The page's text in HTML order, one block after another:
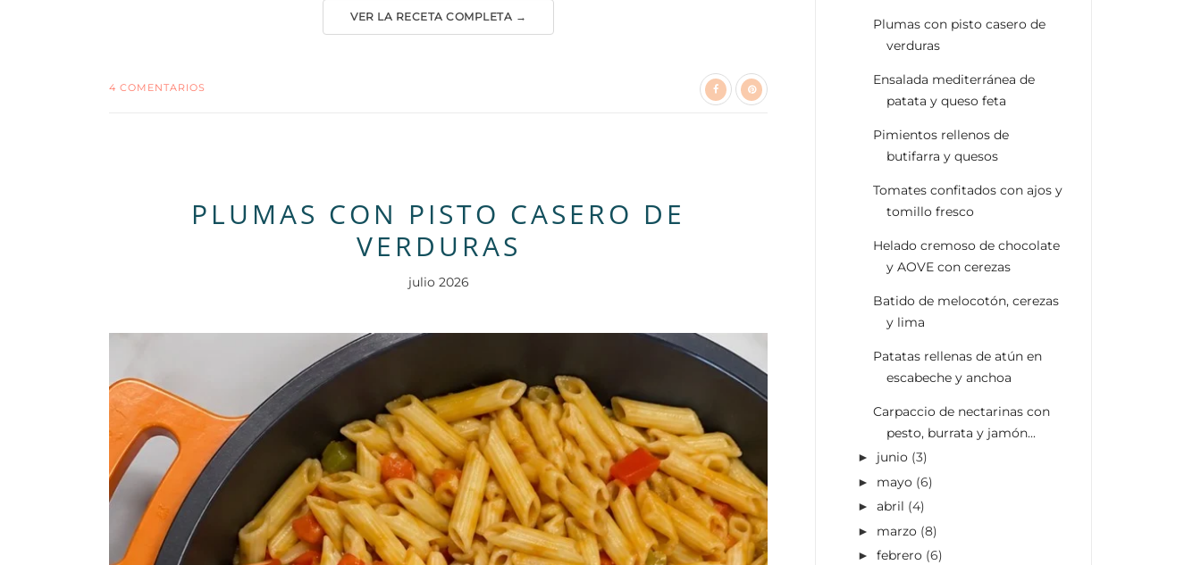
VER LA RECETA COMPLETA →
4 COMENTARIOS
PLUMAS CON PISTO CASERO DE
VERDURAS
julio 2026
Plumas con pisto casero de
verduras
Ensalada mediterránea de
patata y queso feta
Pimientos rellenos de
butifarra y quesos
Tomates confitados con ajos y
tomillo fresco
Helado cremoso de chocolate
y AOVE con cerezas
Batido de melocotón, cerezas
y lima
Patatas rellenas de atún en
escabeche y anchoa
Carpaccio de nectarinas con
pesto, burrata y jamón...
► junio (3)
► mayo (6)
► abril (4)
► marzo (8)
► febrero (6)